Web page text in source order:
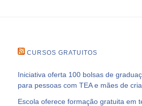
CURSOS GRATUITOS
Iniciativa oferta 100 bolsas de
para pessoas com TEA e mães de
Escola oferece formação gratuita em